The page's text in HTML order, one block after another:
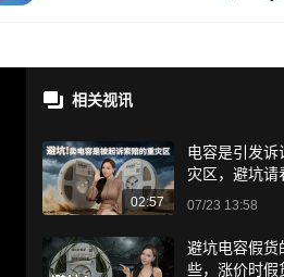
相关视讯
02:57
电容是引发诉
灾区，避坑请
07/23 13:58
避坑电容假货
些，涨价时假